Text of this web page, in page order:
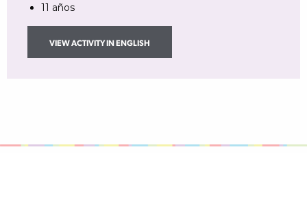
11 años
VIEW ACTIVITY IN ENGLISH